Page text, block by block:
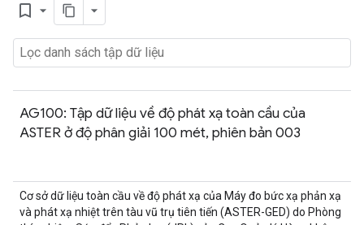
bookmark_border
AG100: Tập dữ liệu về độ phát xạ toàn cầu của
ASTER ở độ phân giải 100 mét, phiên bản 003
Cơ sở dữ liệu toàn cầu về độ phát xạ của Máy đo bức xạ phản xạ
và phát xạ nhiệt trên tàu vũ trụ tiên tiến (ASTER-GED) do Phòng